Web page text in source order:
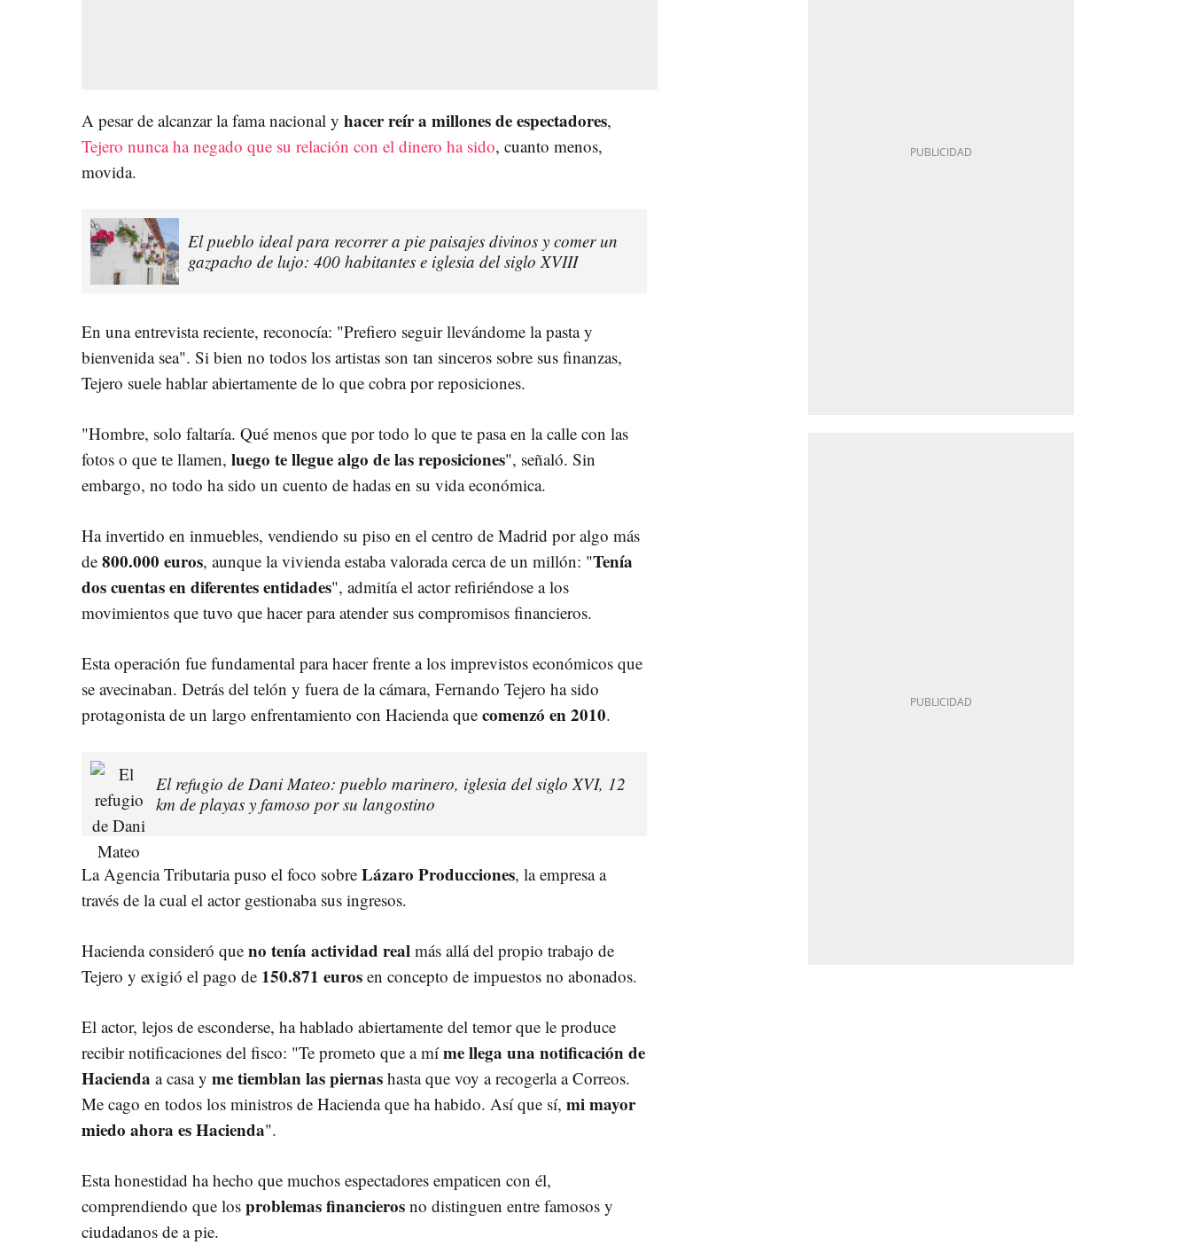
A pesar de alcanzar la fama nacional y hacer reír a millones de espectadores,
Tejero nunca ha negado que su relación con el dinero ha sido, cuanto menos,
movida.
El pueblo ideal para recorrer a pie paisajes divinos y comer un
gazpacho de lujo: 400 habitantes e iglesia del siglo XVIII
En una entrevista reciente, reconocía: "Prefiero seguir llevándome la pasta y
bienvenida sea". Si bien no todos los artistas son tan sinceros sobre sus finanzas,
Tejero suele hablar abiertamente de lo que cobra por reposiciones.
"Hombre, solo faltaría. Qué menos que por todo lo que te pasa en la calle con las
fotos o que te llamen, luego te llegue algo de las reposiciones", señaló. Sin
embargo, no todo ha sido un cuento de hadas en su vida económica.
Ha invertido en inmuebles, vendiendo su piso en el centro de Madrid por algo más
de 800.000 euros, aunque la vivienda estaba valorada cerca de un millón: "Tenía
dos cuentas en diferentes entidades", admitía el actor refiriéndose a los
movimientos que tuvo que hacer para atender sus compromisos financieros.
Esta operación fue fundamental para hacer frente a los imprevistos económicos que
se avecinaban. Detrás del telón y fuera de la cámara, Fernando Tejero ha sido
protagonista de un largo enfrentamiento con Hacienda que comenzó en 2010.
El refugio de Dani Mateo: pueblo marinero, iglesia del siglo XVI, 12
km de playas y famoso por su langostino
La Agencia Tributaria puso el foco sobre Lázaro Producciones, la empresa a
través de la cual el actor gestionaba sus ingresos.
Hacienda consideró que no tenía actividad real más allá del propio trabajo de
Tejero y exigió el pago de 150.871 euros en concepto de impuestos no abonados.
El actor, lejos de esconderse, ha hablado abiertamente del temor que le produce
recibir notificaciones del fisco: "Te prometo que a míme llega una notificación de
Hacienda a casa y me tiemblan las piernas hasta que voy a recogerla a Correos.
Me cago en todos los ministros de Hacienda que ha habido. Así que sí, mi mayor
miedo ahora es Hacienda".
Esta honestidad ha hecho que muchos espectadores empaticen con él,
comprendiendo que los problemas financieros no distinguen entre famosos y
ciudadanos de a pie.